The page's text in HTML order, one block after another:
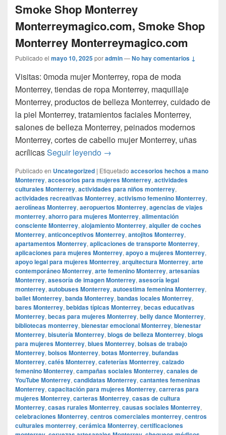
Smoke Shop Monterrey
Monterreymagico.com, Smoke Shop
Monterrey Monterreymagico.com
Publicado el mayo 10, 2025poradmin—No hay comentarios ↓
Visitas: 0moda mujer Monterrey, ropa de moda
Monterrey, tiendas de ropa Monterrey, maquillaje
Monterrey, productos de belleza Monterrey, cuidado de
la piel Monterrey, tratamientos faciales Monterrey,
salones de belleza Monterrey, peinados modernos
Monterrey, cortes de cabello mujer Monterrey, uñas
acrílicasSeguir leyendo Smoke Shop Monterrey
→
Publicado en Uncategorized | Etiquetado accesorios hechos a mano
Monterrey, accesorios para mujeres Monterrey, actividades
culturales Monterrey, actividades para niños monterrey,
actividades recreativas Monterrey, activismo femenino Monterrey,
aerolíneas Monterrey, aeropuertos Monterrey, agencias de viajes
monterrey, ahorro para mujeres Monterrey, alimentación
consciente Monterrey, alojamiento Monterrey, alquiler de coches
Monterrey, anticonceptivos Monterrey, antojitos Monterrey,
apartamentos Monterrey, aplicaciones de transporte Monterrey,
aplicaciones para mujeres Monterrey, apoyo a mujeres Monterrey,
apoyo legal para mujeres Monterrey, arquitectura Monterrey, arte
contemporáneo Monterrey, arte femenino Monterrey, artesanías
Monterrey, asesoría de imagen Monterrey, asesoría legal
monterrey, autobuses Monterrey, autoestima femenina Monterrey,
ballet Monterrey, banda Monterrey, bandas locales Monterrey,
bares Monterrey, bebidas típicas Monterrey, becas educativas
Monterrey, becas para mujeres Monterrey, belly dance Monterrey,
bibliotecas monterrey, bienestar emocional Monterrey, bienestar
Monterrey, bisutería Monterrey, blogs de belleza Monterrey, blogs
para mujeres Monterrey, blues Monterrey, bolsas de trabajo
Monterrey, bolsos Monterrey, botas Monterrey, bufandas
Monterrey, cafés Monterrey, cafeterías Monterrey, calzado
femenino Monterrey, campañas sociales Monterrey, canales de
YouTube Monterrey, candidatas Monterrey, cantantes femeninas
Monterrey, capacitación para mujeres Monterrey, carreras para
mujeres Monterrey, carteras Monterrey, casas de cultura
Monterrey, casas rurales Monterrey, causas sociales Monterrey,
celebraciones Monterrey, centros comerciales monterrey, centros
culturales monterrey, cerámica Monterrey, certificaciones